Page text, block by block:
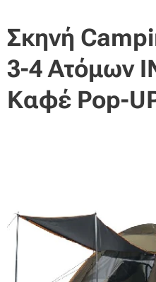
Σκηνή
3-4 Ατόμων
Καφέ Pop-